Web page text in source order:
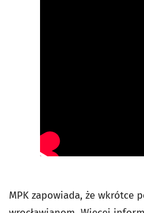
MPK zapowiada, że wkrótce